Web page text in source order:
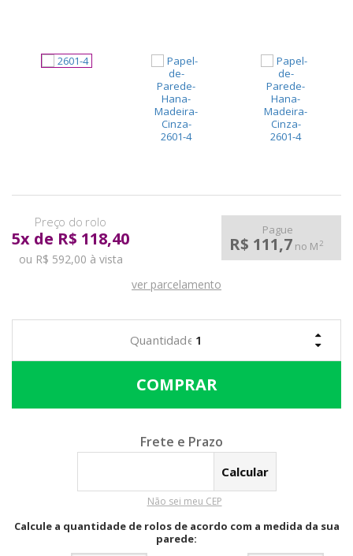
5x de R$ 118,40
ou R$ 592,00 à vista
Pague
R$ 111,7 no M2
ver parcelamento
Calcular o Frete
Não sei meu CEP
Calcule a quantidade de rolos de acordo com a medida da sua
parede: